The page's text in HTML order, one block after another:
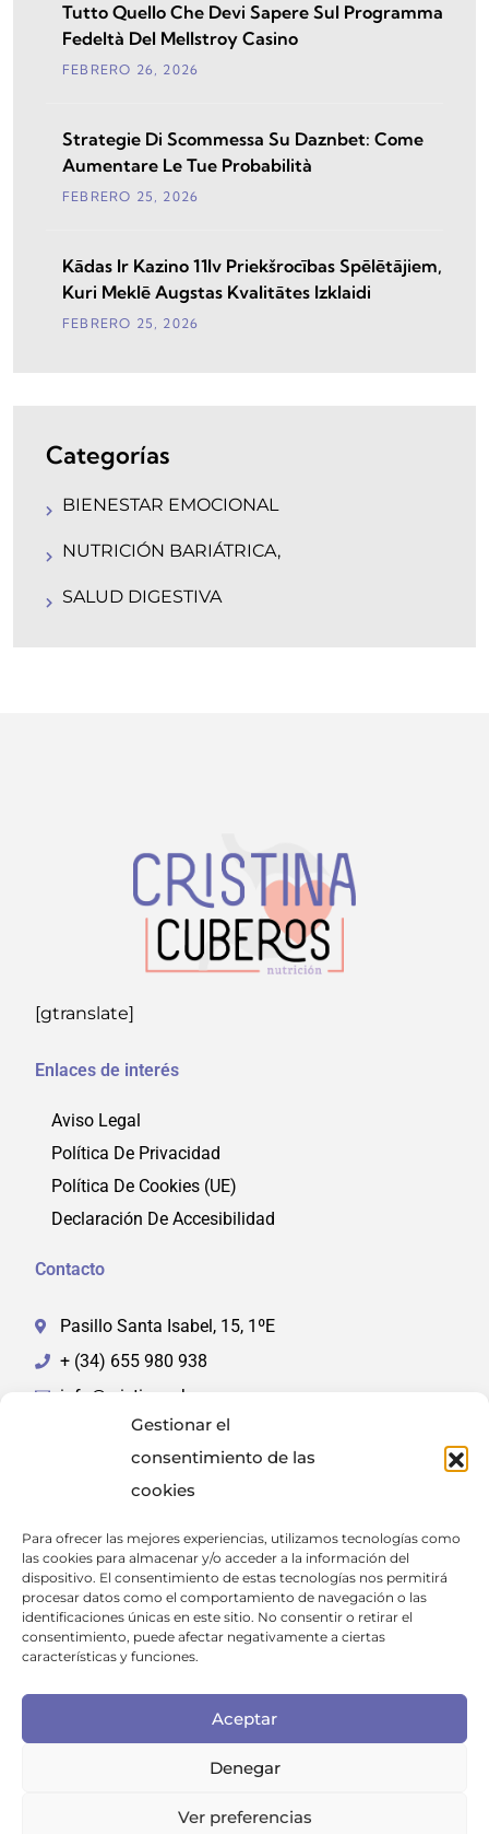
Gestionar el
consentimiento de las
cookies
Para ofrecer las mejores experiencias, utilizamos tecnologías como
las cookies para almacenar y/o acceder a la información del
dispositivo. El consentimiento de estas tecnologías nos permitirá
procesar datos como el comportamiento de navegación o las
identificaciones únicas en este sitio. No consentir o retirar el
consentimiento, puede afectar negativamente a ciertas
características y funciones.
Aceptar
Denegar
Ver preferencias
Tutto Quello Che Devi Sapere Sul Programma
Fedeltà Del Mellstroy Casino
FEBRERO 26, 2026
Strategie Di Scommessa Su Daznbet: Come
Aumentare Le Tue Probabilità
FEBRERO 25 , 2026
Kādas Ir Kazino 11lv Priekšrocības Spēlētājiem,
Kuri Meklē Augstas Kvalitātes Izklaidi
FEBRERO 25 , 2026
Categorías
BIENESTAR EMOCIONAL
NUTRICIÓN BARIÁTRICA,
SALUD DIGESTIVA
[gtranslate]
Enlaces de interés
Aviso Legal
Política De Privacidad
Política De Cookies (UE)
Declaración De Accesibilidad
Contacto
Pasillo Santa Isabel, 15, 1ºE
+ (34) 655 980 938
info@cristinacuberos.com
FINANCIADO POR LA UNIÓN EUROPEA CON EL
PROGRAMA KIT DIGITAL POR LOS FONDOS NEXT
GENERATION (EU) DEL MECANISMO DE RECUPERACIÓN